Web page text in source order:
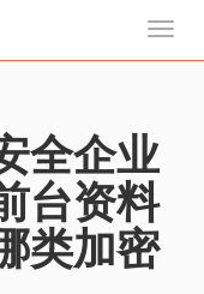
切
全企业
台资料
类加密